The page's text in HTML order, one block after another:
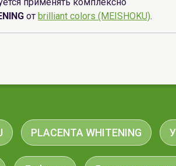
от brilliant colors (MEISHOKU).
PLACENTA WHITENING